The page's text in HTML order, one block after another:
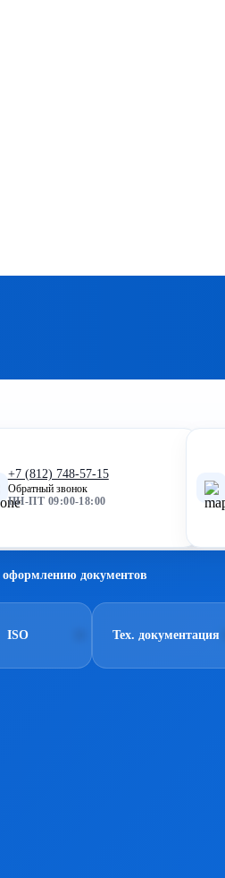
+7 (812) 748-57-15
Обратный звонок
ПН-ПТ 09:00-18:00
оформлению документов
ISO Тех. документация